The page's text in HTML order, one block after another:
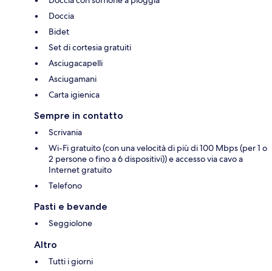
Doccia
Bidet
Set di cortesia gratuiti
Asciugacapelli
Asciugamani
Carta igienica
Sempre in contatto
Scrivania
Wi-Fi gratuito (con una velocità di più di 100 Mbps (per 1 o
2 persone o fino a 6 dispositivi)) e accesso via cavo a
Internet gratuito
Telefono
Pasti e bevande
Seggiolone
Altro
Tutti i giorni